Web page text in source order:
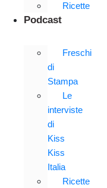
Ricette
Podcast
Freschi
di
Stampa
Le
interviste
di
Kiss
Kiss
Italia
Ricette